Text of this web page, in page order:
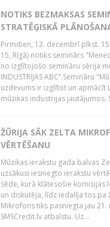
NOTIKS BEZMAKSAS
STRATĒĢISKĀ
Pirmdien, 12. decembrī plkst.
15, Rīgā) notiks seminārs
no izglītojošo semināru sērija
INDUSTRIJAS ABC”.Semināru
uzdevums ir izglītot un apmācīt
mūzikas industrijas jautājumos.
ŽŪRIJA SĀK ZELTA
VĒRTĒŠANU
Mūzikas ierakstu gada balvas
uzsākusi iesniegto ierakstu
sēde, kurā klātesošie komisijas
un diskutēja, līdz iedalīja tos pa
Mikrofons tiks pasniegta jau
SMSCredit.lv atbalstu. Uz...